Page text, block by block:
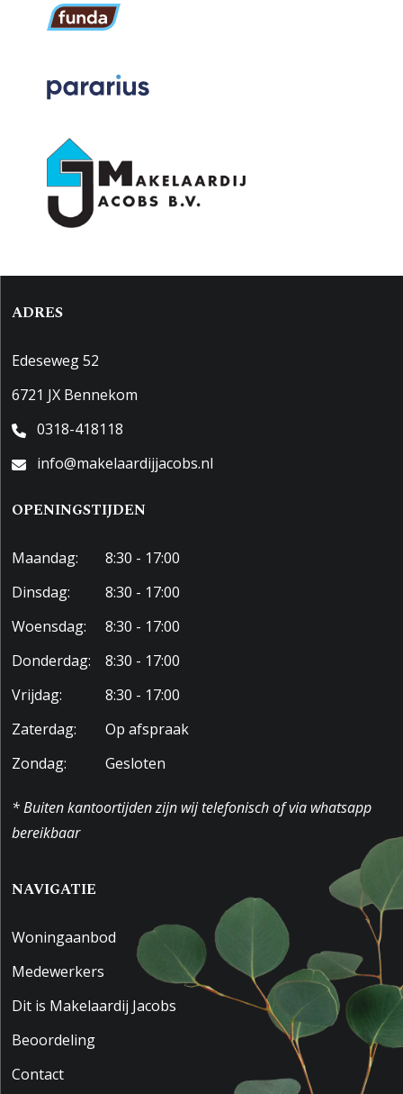
ADRES
Edeseweg 52
6721 JX Bennekom
0318-418118
info@makelaardijjacobs.nl
OPENINGSTIJDEN
Maandag:
8:30 - 17:00
Dinsdag:
8:30 - 17:00
Woensdag:
8:30 - 17:00
Donderdag:
8:30 - 17:00
Vrijdag:
8:30 - 17:00
Zaterdag:
Op afspraak
Zondag:
Gesloten
* Buiten kantoortijden zijn wij telefonisch of via whatsapp
bereikbaar
NAVIGATIE
Woningaanbod
Medewerkers
Dit is Makelaardij Jacobs
Beoordeling
Contact